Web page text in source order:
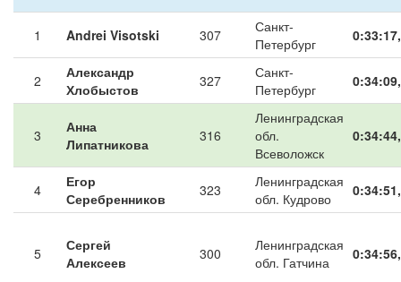
1 Andrei Visotski 307
Санкт-
Петербург
2
Александр
Хлобыстов
327
Санкт-
Петербург
3
Анна
Липатникова
316
Ленинградская
обл.
Всеволожск
4
Егор
Серебренников
323
Ленинградская
обл. Кудрово
5
Сергей
Алексеев
300
Ленинградская
обл. Гатчина